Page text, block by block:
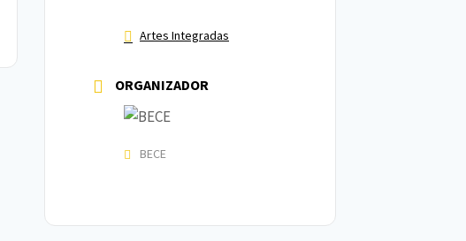
Artes Integradas
ORGANIZADOR
BECE